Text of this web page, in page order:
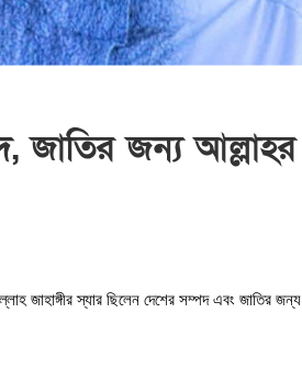
জাতির জন্য আল্লাহর
জাহাঙ্গীর স্যার ছিলেন দেশের সম্পদ এবং জাতির জন্য